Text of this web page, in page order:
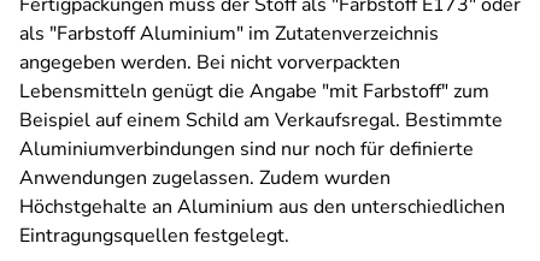
als "Farbstoff Aluminium" im Zutatenverzeichnis
angegeben werden. Bei nicht vorverpackten
Lebensmitteln genügt die Angabe "mit Farbstoff" zum
Beispiel auf einem Schild am Verkaufsregal. Bestimmte
Aluminiumverbindungen sind nur noch für definierte
Anwendungen zugelassen. Zudem wurden
Höchstgehalte an Aluminium aus den unterschiedlichen
Eintragungsquellen festgelegt.